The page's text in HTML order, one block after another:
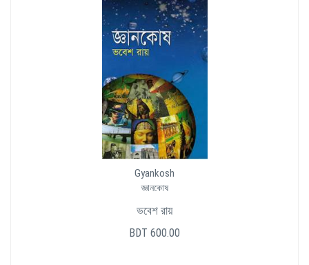
Gyankosh
জ্ঞানকোষ
ভবেশ রায়
BDT 600.00